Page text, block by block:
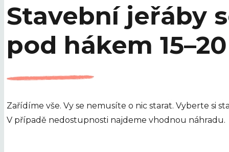
Stavební jeřáby
pod hákem
Zařídíme vše. Vy se nemusíte o nic starat. Vyberte si
V případě nedostupnosti najdeme vhodnou náhradu.